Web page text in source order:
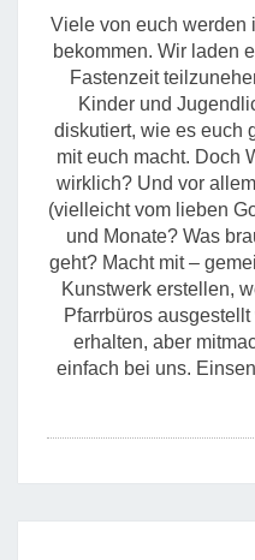
Viele von euch werden
bekommen. Wir laden
Fastenzeit
Kinder und
diskutiert, wie es euch
mit euch macht. Doch
wirklich? Und vor
(vielleicht vom lieben
und Monate? Was
geht? Macht mit –
Kunstwerk erstellen,
Pfarrbüros
erhalten, aber
einfach bei uns.